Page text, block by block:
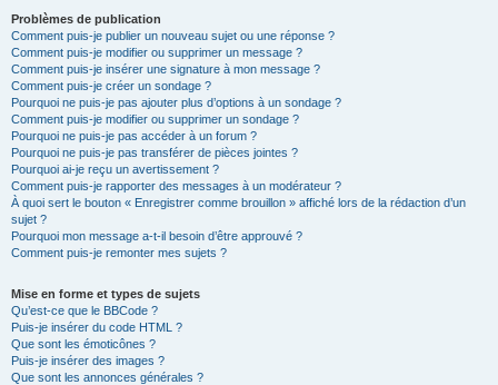
Problèmes de publication
Comment puis-je publier un nouveau sujet ou une réponse ?
Comment puis-je modifier ou supprimer un message ?
Comment puis-je insérer une signature à mon message ?
Comment puis-je créer un sondage ?
Pourquoi ne puis-je pas ajouter plus d’options à un sondage ?
Comment puis-je modifier ou supprimer un sondage ?
Pourquoi ne puis-je pas accéder à un forum ?
Pourquoi ne puis-je pas transférer de pièces jointes ?
Pourquoi ai-je reçu un avertissement ?
Comment puis-je rapporter des messages à un modérateur ?
À quoi sert le bouton « Enregistrer comme brouillon » affiché lors de la rédaction d’un
sujet ?
Pourquoi mon message a-t-il besoin d’être approuvé ?
Comment puis-je remonter mes sujets ?
Mise en forme et types de sujets
Qu’est-ce que le BBCode ?
Puis-je insérer du code HTML ?
Que sont les émoticônes ?
Puis-je insérer des images ?
Que sont les annonces générales ?